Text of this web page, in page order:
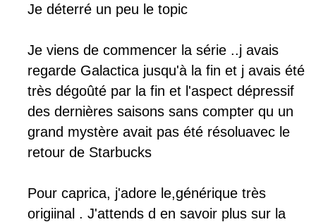
Je déterré un peu le topic
Je viens de commencer la série ..j avais
regarde Galactica jusqu'à la fin et j avais été
très dégoûté par la fin et l'aspect dépressif
des dernières saisons sans compter qu un
grand mystère avait pas été résoluavec le
retour de Starbucks
Pour caprica, j'adore le,générique très
origiinal . J'attends d en savoir plus sur la